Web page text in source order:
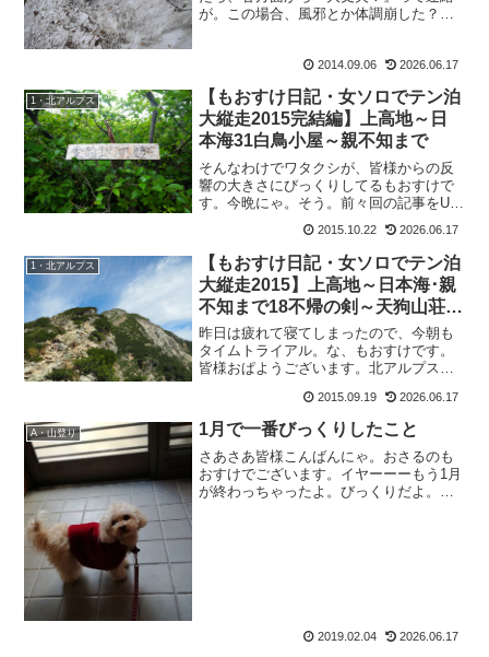
が。この場合、風邪とか体調崩した？と
心配掛けてごめんなさい。もおすけは元
気ですが、セールとこ...
2014.09.06 2026.06.17
1・北アルプス
【もおすけ日記・女ソロでテン泊
大縦走2015完結編】上高地～日
本海31白鳥小屋～親不知まで
そんなわけでワタクシが、皆様からの反
響の大きさにびっくりしてるもおすけで
す。今晩にゃ。そう。前々回の記事をUP
を聞いたことがあります。」とかイロイ
ロ。神戸に居た頃、鞍馬山には親切げに
道案内をしつつもその後...
2015.10.22 2026.06.17
1・北アルプス
【もおすけ日記・女ソロでテン泊
大縦走2015】上高地～日本海･親
不知まで18不帰の剣～天狗山荘＆
バーサロフトジャケット
昨日は疲れて寝てしまったので、今朝も
タイムトライアル。な、もおすけです。
皆様おぱようございます。北アルプスの
ているしこれから天気も回復模様。SWは
混みそうですね。でも、もおすけは仕事
に明け暮れますよ・・・...
2015.09.19 2026.06.17
A・山登り 1月で一番びっくりしたこと
さあさあ皆様こんばんにゃ。おさるのも
おすけでございます。イヤーーーもう1月
が終わっちゃったよ。びっくりだよ。大
2019.02.04 2026.06.17